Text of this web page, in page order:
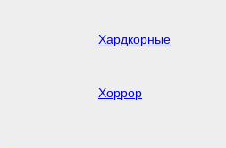
Хардкорные
Хоррор